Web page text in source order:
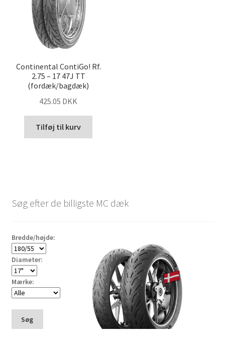
Continental ContiGo! Rf.
2.75 – 17 47J TT
(fordæk/bagdæk)
425.05 DKK
Tilføj til kurv
Søg efter de billigste MC dæk
Bredde/højde:
Diameter:
Mærke:
Søg